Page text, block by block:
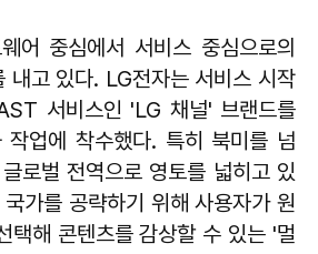
어 중심에서 서비스 중심으로의
내고 있다. LG전자는 서비스 시작
서비스인 'LG 채널' 브랜드를
작업에 착수했다. 특히 북미를 넘
로벌 전역으로 영토를 넓히고 있
가를 공략하기 위해 사용자가 원
택해 콘텐츠를 감상할 수 있는 '멀